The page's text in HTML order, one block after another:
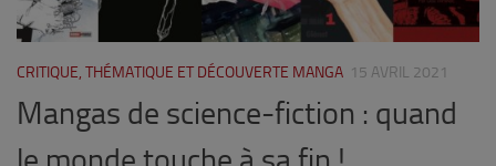
CRITIQUE, THÉMATIQUE ET DÉCOUVERTE MANGA 15 AVRIL 2021
Mangas de science-fiction : quand